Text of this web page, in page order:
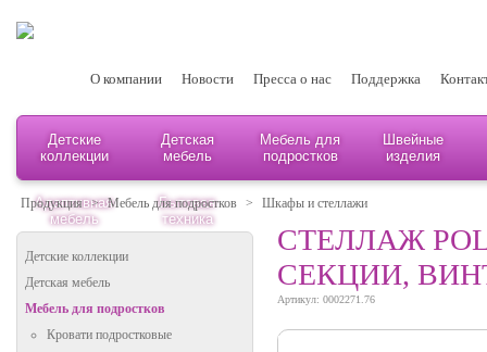
О компании Новости Пресса о нас Поддержка
Детские
коллекции
Детская
мебель
Мебель для
подростков
Швейные
изделия
Адаптивная
мебель
Бытовая
техника
Продукция > Мебель для подростков > Шкафы и стеллажи
Детские коллекции
Детская мебель
Мебель для подростков
Кровати подростковые
СТЕЛЛАЖ
СЕКЦИИ,
Артикул: 0002271.76